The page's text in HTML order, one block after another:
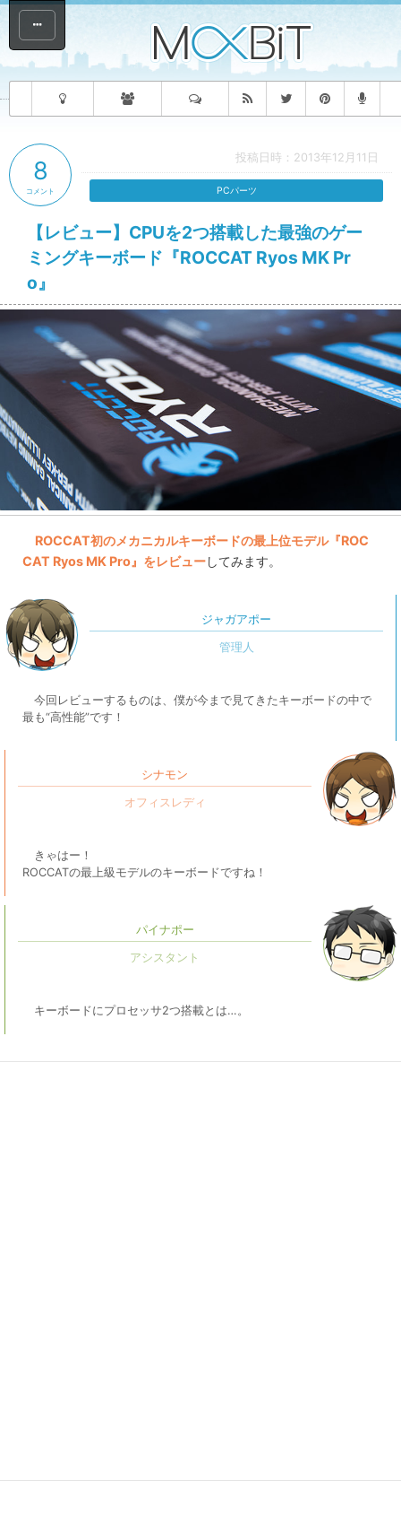
投稿日時：2013年12月11日
【レビュー】CPUを2つ搭載した最強のゲー
ミングキーボード『ROCCAT Ryos MK Pr
o』
8
コメント PCパーツ
ROCCAT初のメカニカルキーボードの最上位モデル『ROC
CAT Ryos MK Pro』をレビューしてみます。
ジャガアポー
今回レビューするものは、僕が今まで見てきたキーボードの中で
最も“高性能”です！
シナモン
きゃはー！
ROCCATの最上級モデルのキーボードですね！
パイナポー
キーボードにプロセッサ2つ搭載とは…。